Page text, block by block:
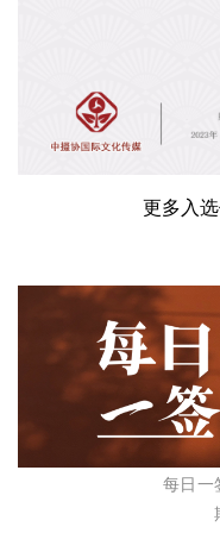
更多入
每日一